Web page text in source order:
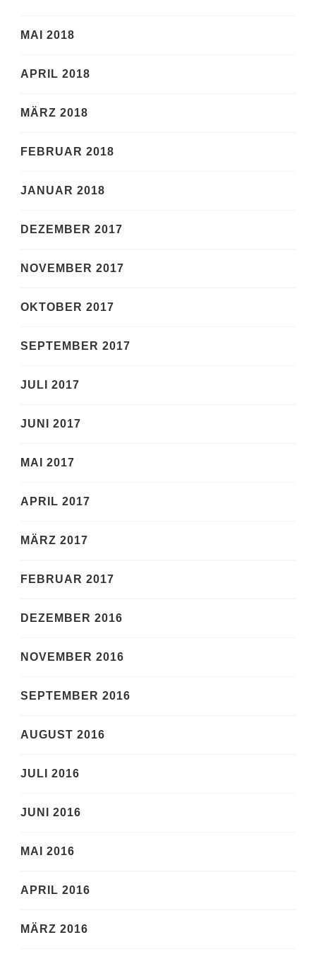
MAI 2018
APRIL 2018
MÄRZ 2018
FEBRUAR 2018
JANUAR 2018
DEZEMBER 2017
NOVEMBER 2017
OKTOBER 2017
SEPTEMBER 2017
JULI 2017
JUNI 2017
MAI 2017
APRIL 2017
MÄRZ 2017
FEBRUAR 2017
DEZEMBER 2016
NOVEMBER 2016
SEPTEMBER 2016
AUGUST 2016
JULI 2016
JUNI 2016
MAI 2016
APRIL 2016
MÄRZ 2016